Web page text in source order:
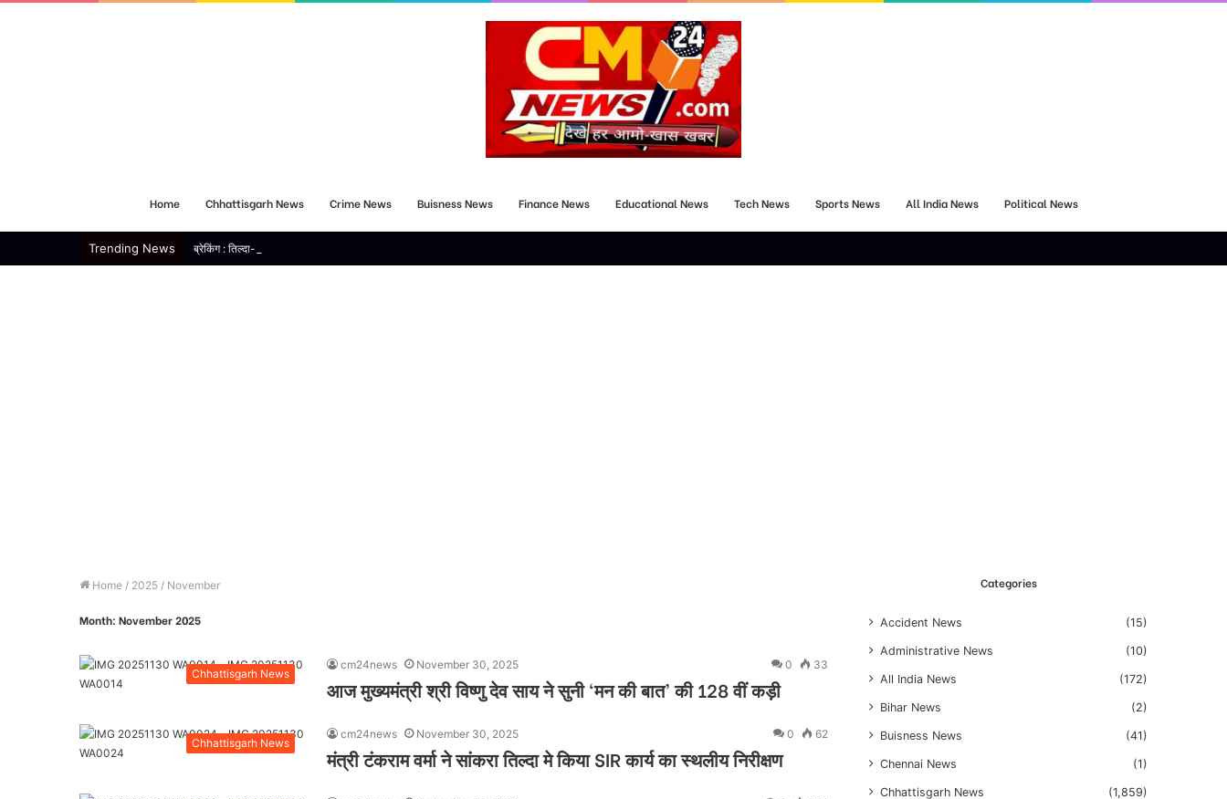
Home Chhattisgarh News Crime News Buisness News Finance News Educational News Tech News Sports News All India News Political News
Trending News ब्रेकिंग : तिल्दा-नेवरा में लंबी दूरी की ट्रेनों के ठहराव की मांग दीपक शर्मा ने रेल मंत्री सहित जनप्रतिनिधियों से किया
Home / 2025 / November
Month: November 2025
Chhattisgarh News
cm24news November 30, 2025 0 33
आज मुख्यमंत्री श्री विष्णु देव साय ने सुनी ‘मन की बात’ की 128 वीं कड़ी
Chhattisgarh News
cm24news November 30, 2025 0 62
मंत्री टंकराम वर्मा ने सांकरा तिल्दा मे किया SIR कार्य का स्थलीय निरीक्षण
Categories
Accident News (15)
Administrative News (10)
All India News (172)
Bihar News (2)
Buisness News (41)
Chennai News (1)
Chhattisgarh News (1,859)